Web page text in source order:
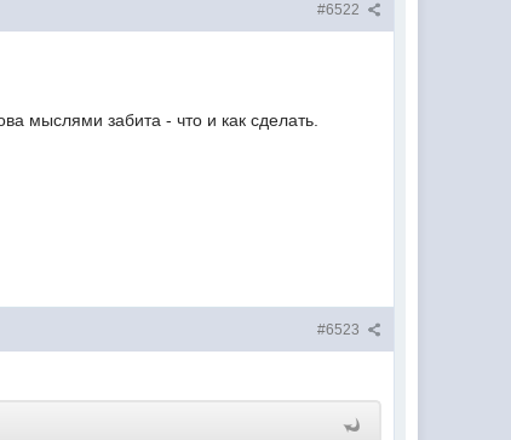
#6522
мыслями забита - что и как сделать.
#6523